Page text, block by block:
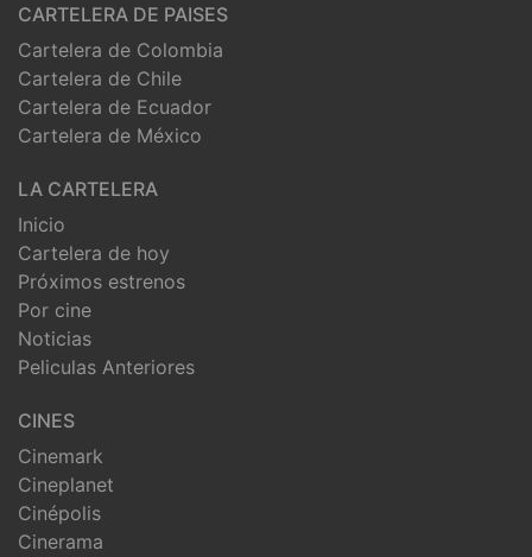
CARTELERA DE PAISES
Cartelera de Colombia
Cartelera de Chile
Cartelera de Ecuador
Cartelera de México
LA CARTELERA
Inicio
Cartelera de hoy
Próximos estrenos
Por cine
Noticias
Peliculas Anteriores
CINES
Cinemark
Cineplanet
Cinépolis
Cinerama